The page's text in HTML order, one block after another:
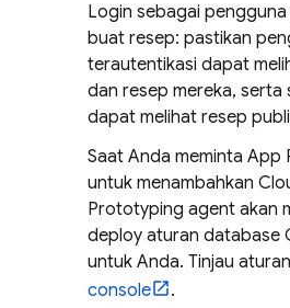
Login sebagai
buat resep: pastikan
terautentikasi dapat
dan resep mereka, serta
dapat melihat resep
Saat Anda meminta App
untuk menambahkan
Prototyping agent akan
deploy aturan database
untuk Anda. Tinjau
console
.